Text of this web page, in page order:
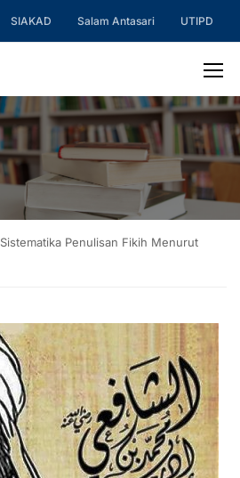
SIAKAD Salam Antasari UTIPD
Sistematika Penulisan Fikih Menurut